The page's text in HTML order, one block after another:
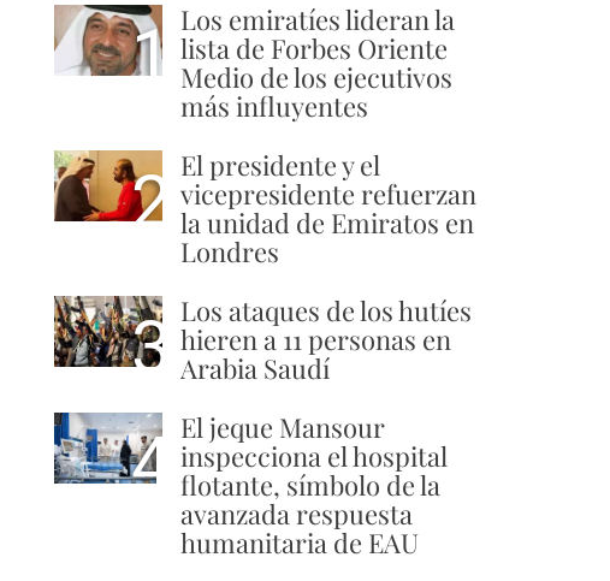
1 Los emiratíes lideran la
lista de Forbes Oriente
Medio de los ejecutivos
más influyentes
2 El presidente y el
vicepresidente refuerzan
la unidad de Emiratos en
Londres
3 Los ataques de los hutíes
hieren a 11 personas en
Arabia Saudí
4 El jeque Mansour
inspecciona el hospital
flotante, símbolo de la
avanzada respuesta
humanitaria de EAU